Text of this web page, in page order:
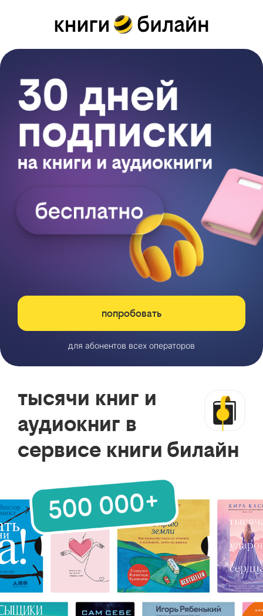
попробовать
для абонентов всех операторов
тысячи книг и
аудиокниг в
сервисе книги билайн